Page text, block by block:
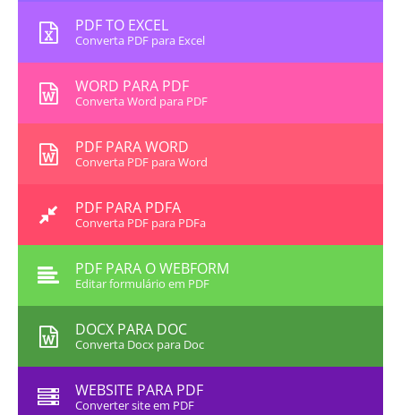
PDF TO EXCEL
Converta PDF para Excel
WORD PARA PDF
Converta Word para PDF
PDF PARA WORD
Converta PDF para Word
PDF PARA PDFA
Converta PDF para PDFa
PDF PARA O WEBFORM
Editar formulário em PDF
DOCX PARA DOC
Converta Docx para Doc
WEBSITE PARA PDF
Converter site em PDF